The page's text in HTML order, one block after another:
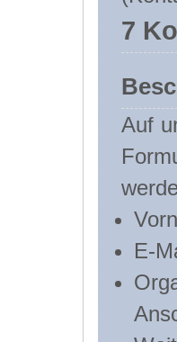
7
Auf
E-